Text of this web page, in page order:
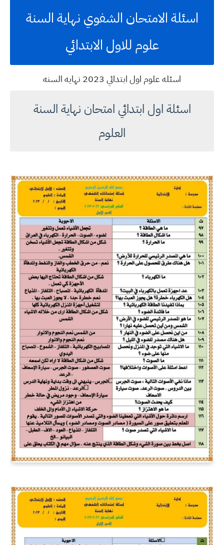
اسئلة الامتحان الشفوي نهاية السنة
علوم للاول الابتدائي
اسئله علوم اول ابتدائي 2023 نهايه السنه
اسئلة اول ابتدائي امتحان نهاية السنة
العلوم